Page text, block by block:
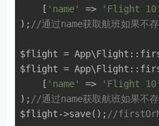
    [
'name' => 'Flight 10'
); //通过name获取航班如果不
$flight =
$flight =
    [
'name' => 'Flight 10'
); //通过name获取航班如果不
$flight->save(); //